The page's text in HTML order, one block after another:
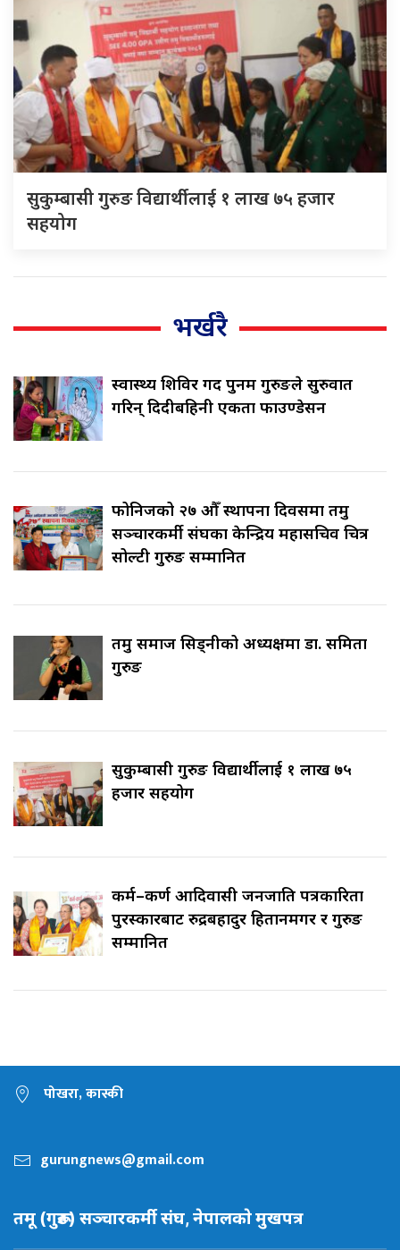
सुकुम्बासी गुरुङ विद्यार्थीलाई १ लाख ७५ हजार
सहयोग
भर्खरै
स्वास्थ्य शिविर गर्दै पुनम गुरुङले सुरुवात
गरिन् दिदीबहिनी एकता फाउण्डेसन
फोनिजको २७ औँ स्थापना दिवसमा तमु
सञ्चारकर्मी संघका केन्द्रिय महासचिव चित्र
सोल्टी गुरुङ सम्मानित
तमु समाज सिड्नीको अध्यक्षमा डा. समिता
गुरुङ
सुकुम्बासी गुरुङ विद्यार्थीलाई १ लाख ७५
हजार सहयोग
कर्म–कर्ण आदिवासी जनजाति पत्रकारिता
पुरस्कारबाट रुद्रबहादुर हितानमगर र गुरुङ
सम्मानित
पोखरा, कास्की
gurungnews@gmail.com
तमू (गुरूङ) सञ्चारकर्मी संघ, नेपालकाे मुखपत्र